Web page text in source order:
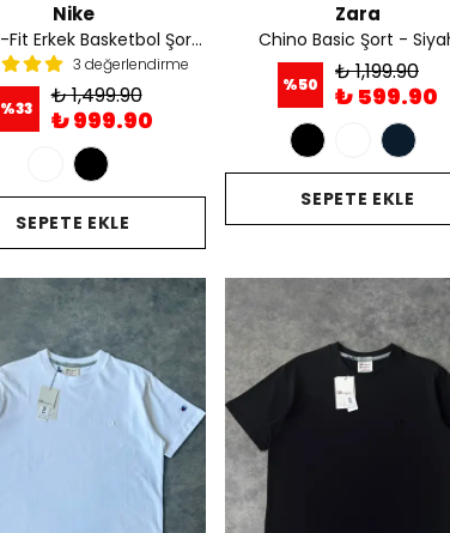
Nike
Dna Dri-Fit Erkek Basketbol Şortu - Siyah
3 değerlendirme
%33 ₺ 1,499.90
₺ 999.90
SEPETE EKLE
Zara
Chino Basic Şort -
%50 ₺ 1,199.90
₺ 599.90
SEPETE EKLE